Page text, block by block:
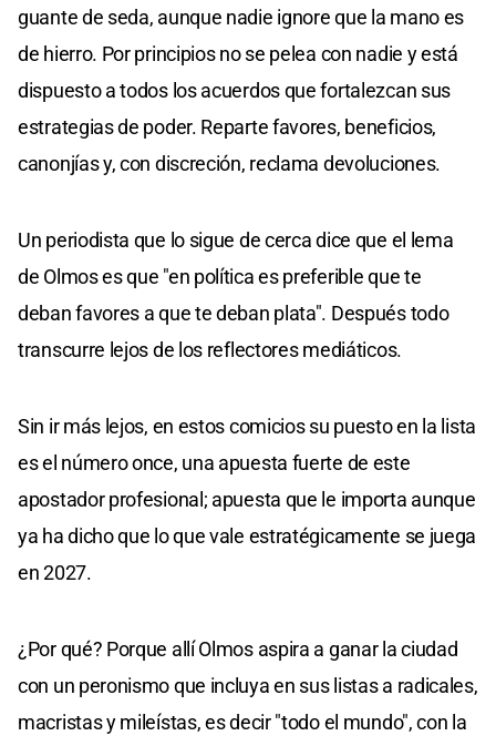
guante de seda, aunque nadie ignore que la mano es
de hierro. Por principios no se pelea con nadie y está
dispuesto a todos los acuerdos que fortalezcan sus
estrategias de poder. Reparte favores, beneficios,
canonjías y, con discreción, reclama devoluciones.
Un periodista que lo sigue de cerca dice que el lema
de Olmos es que "en política es preferible que te
deban favores a que te deban plata". Después todo
transcurre lejos de los reflectores mediáticos.
Sin ir más lejos, en estos comicios su puesto en la lista
es el número once, una apuesta fuerte de este
apostador profesional; apuesta que le importa aunque
ya ha dicho que lo que vale estratégicamente se juega
en 2027.
¿Por qué? Porque allí Olmos aspira a ganar la ciudad
con un peronismo que incluya en sus listas a radicales,
macristas y mileístas, es decir "todo el mundo", con la